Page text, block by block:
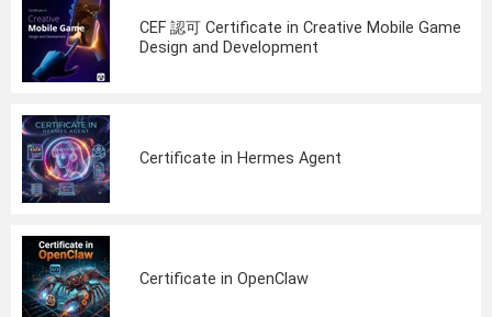
CEF 認可 Certificate in Creative Mobile Game
Design and Development
Certificate in Hermes Agent
Certificate in OpenClaw